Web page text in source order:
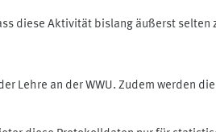
diese Aktivität bislang äußerst selten
Lehre an der WWU. Zudem werden